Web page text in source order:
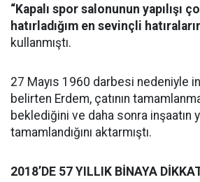
“Kapalı spor salonunun yapılışı
hatırladığım en sevinçli
kullanmıştı.
27 Mayıs 1960 darbesi nedeniyle
belirten Erdem, çatının
beklediğini ve daha sonra inşaatın
tamamlandığını aktarmıştı.
2018’DE 57 YILLIK BİNAYA